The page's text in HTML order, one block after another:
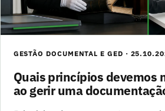
GESTÃO DOCUMENTAL E GED ·
Quais princípios devemos
ao gerir uma